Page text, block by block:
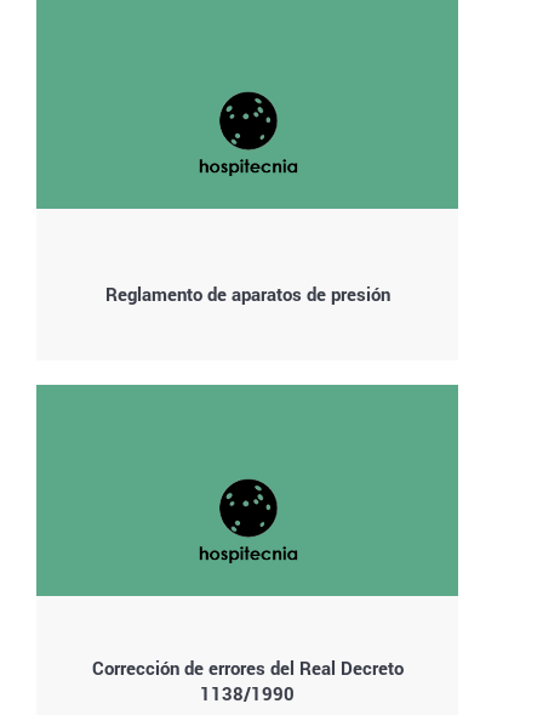
Reglamento de aparatos de presión
Corrección de errores del Real Decreto
1138/1990